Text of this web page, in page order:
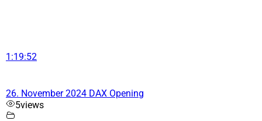
1:19:52
26. November 2024 DAX Opening
5views